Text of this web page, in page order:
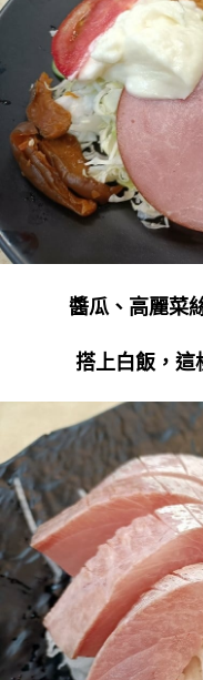
醬瓜、高麗菜
搭上白飯，這